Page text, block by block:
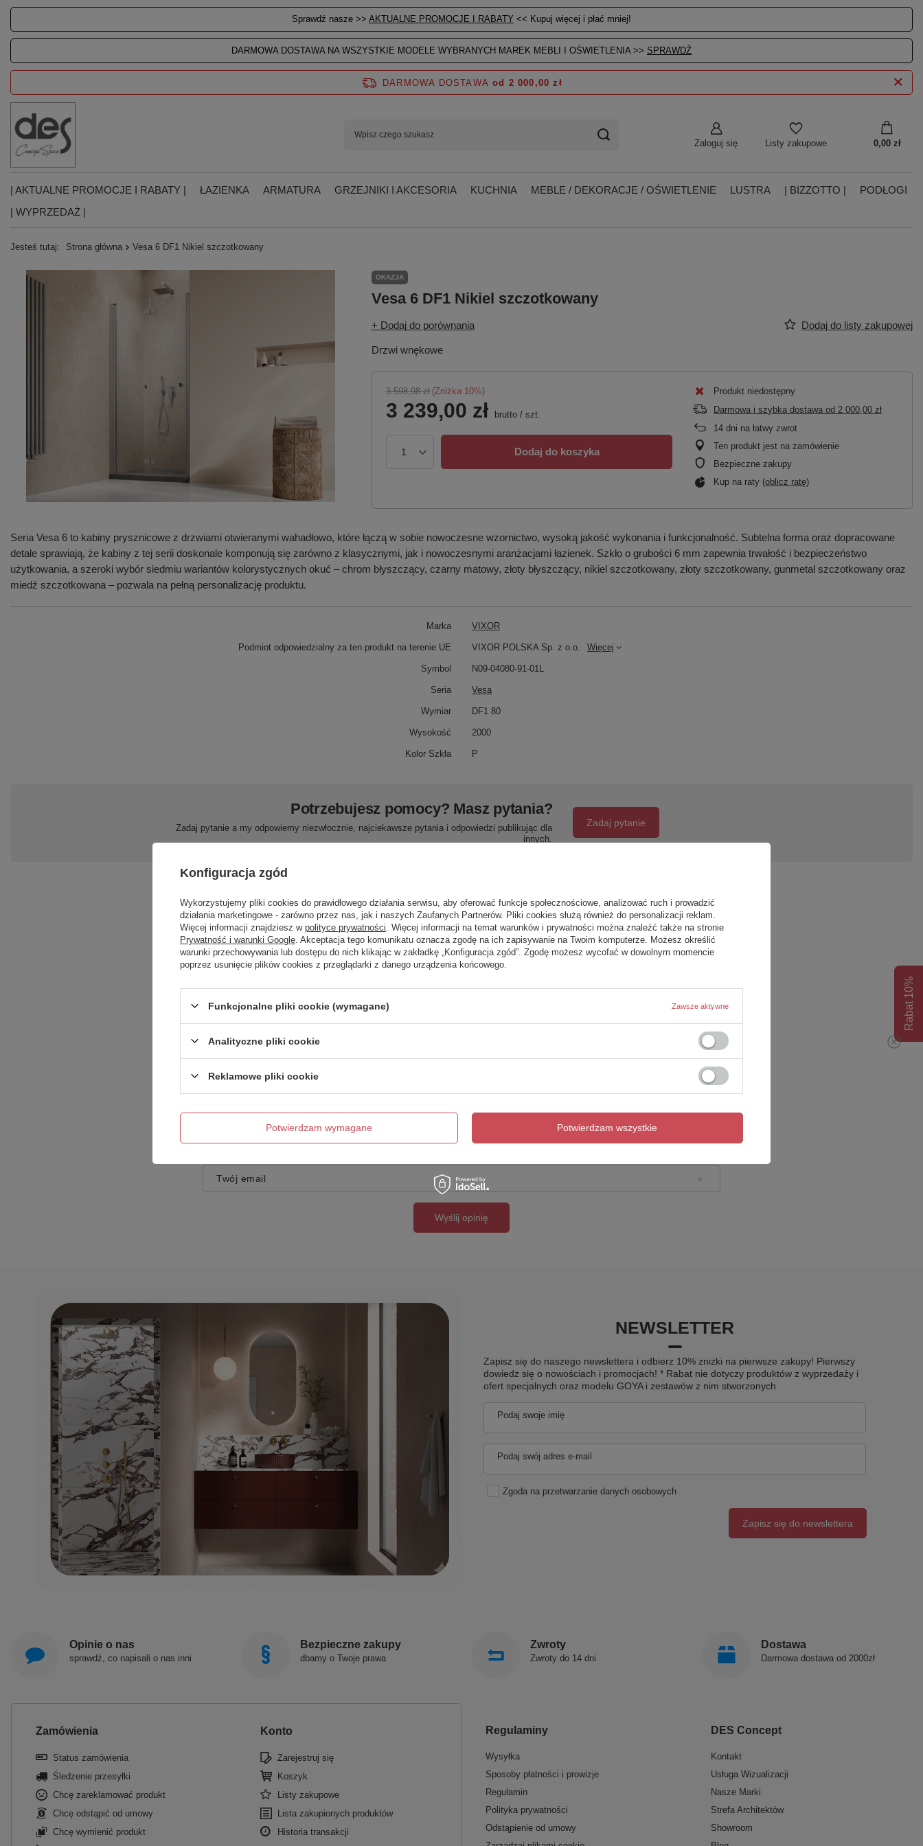
Sprawdź nasze >> AKTUALNE PROMOCJE I RABATY << Kupuj więcej i płać mniej!
DARMOWA DOSTAWA NA WSZYSTKIE MODELE WYBRANYCH MAREK MEBLI I OŚWIETLENIA >> SPRAWDŹ
Zaloguj się Listy zakupowe 0,00 zł
DARMOWA DOSTAWA od 2 000,00 zł
| AKTUALNE PROMOCJE I RABATY | ŁAZIENKA ARMATURA GRZEJNIKI I AKCESORIA KUCHNIA MEBLE / DEKORACJE / OŚWIETLENIE LUSTRA | BIZZOTTO |
PODŁOGI
| WYPRZEDAŻ |
Jesteś tutaj: Strona główna Vesa 6 DF1 Nikiel szczotkowany
OKAZJA
Vesa 6 DF1 Nikiel szczotkowany
+ Dodaj do porównania Dodaj do listy zakupowej
Drzwi wnękowe
3 598,98 zł (Zniżka 10%)
3 239,00 zł brutto/ szt.
Dodaj do koszyka
Produkt niedostępny
Darmowa i szybka dostawa od 2 000,00 zł
14 dni na łatwy zwrot
Ten produkt jest na zamówienie
Bezpieczne zakupy
Kup na raty (oblicz ratę)
Seria Vesa 6 to kabiny prysznicowe z drzwiami otwieranymi wahadłowo, które łączą w sobie nowoczesne wzornictwo, wysoką jakość wykonania i funkcjonalność. Subtelna forma oraz dopracowane
detale sprawiają, że kabiny z tej serii doskonale komponują się zarówno z klasycznymi, jak i nowoczesnymi aranżacjami łazienek. Szkło o grubości 6 mm zapewnia trwałość i bezpieczeństwo
użytkowania, a szeroki wybór siedmiu wariantów kolorystycznych okuć – chrom błyszczący, czarny matowy, złoty błyszczący, nikiel szczotkowany, złoty szczotkowany, gunmetal szczotkowany oraz
miedź szczotkowana – pozwala na pełną personalizację produktu.
Marka VIXOR
Podmiot odpowiedzialny za ten produkt na terenie UE VIXOR POLSKA Sp. z o.o. Więcej
Symbol N09-04080-91-01L
Seria Vesa
Wymiar DF1 80
Wysokość 2000
Kolor Szkła P
Potrzebujesz pomocy? Masz pytania?
Zadaj pytanie a my odpowiemy niezwłocznie, najciekawsze pytania i odpowiedzi publikując dla
innych.
Zadaj pytanie
Napisz swoją opinię
Twoja ocena:
5/5
Treść twojej opinii
Dodaj własne zdjęcie produktu:
Twoje imię
Twój email
Wyślij opinię
NEWSLETTER
Zapisz się do naszego newslettera i odbierz 10% zniżki na pierwsze zakupy! Pierwszy
dowiedz się o nowościach i promocjach! * Rabat nie dotyczy produktów z wyprzedaży i
ofert specjalnych oraz modelu GOYA i zestawów z nim stworzonych
Podaj swoje imię
Podaj swój adres e-mail
Zgoda na przetwarzanie danych osobowych
Zapisz się do newslettera
Opinie o nas
sprawdź, co napisali o nas inni
Bezpieczne zakupy
dbamy o Twoje prawa
Zwroty
Zwroty do 14 dni
Dostawa
Darmowa dostawa od 2000zł
Zamówienia
Status zamówienia
Śledzenie przesyłki
Chcę zareklamować produkt
Chcę odstąpić od umowy
Chcę wymienić produkt
Konto
Zarejestruj się
Koszyk
Listy zakupowe
Lista zakupionych produktów
Historia transakcji
Regulaminy
Wysyłka
Sposoby płatności i prowizje
Regulamin
Polityka prywatności
Odstąpienie od umowy
DES Concept
Kontakt
Usługa Wizualizacji
Nasze Marki
Strefa Architektów
Showroom
Rabat 10%
Konfiguracja zgód
Wykorzystujemy pliki cookies do prawidłowego działania serwisu, aby oferować funkcje społecznościowe, analizować ruch i prowadzić
działania marketingowe - zarówno przez nas, jak i naszych Zaufanych Partnerów. Pliki cookies służą również do personalizacji reklam.
Więcej informacji znajdziesz w polityce prywatności . Więcej informacji na temat warunków i prywatności można znaleźć także na stronie
Prywatność i warunki Google . Akceptacja tego komunikatu oznacza zgodę na ich zapisywanie na Twoim komputerze. Możesz określić
warunki przechowywania lub dostępu do nich klikając w zakładkę „Konfiguracja zgód”. Zgodę możesz wycofać w dowolnym momencie
poprzez usunięcie plików cookies z przeglądarki z danego urządzenia końcowego.
Funkcjonalne pliki cookie (wymagane) Zawsze aktywne
Analityczne pliki cookie
Reklamowe pliki cookie
Potwierdzam wymagane Potwierdzam wszystkie